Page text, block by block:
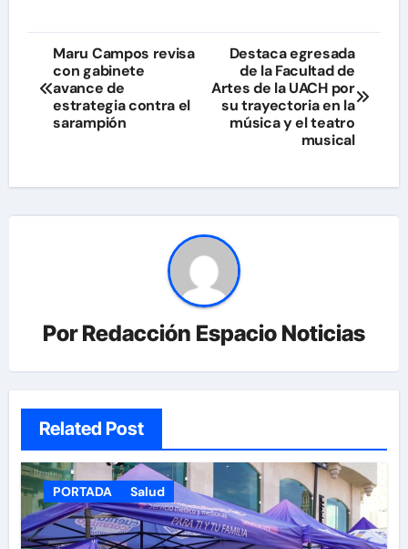
Navegación
de
entradas
Maru Campos revisa
con gabinete
avance de
estrategia contra el
sarampión
Destaca egresada
de la Facultad de
Artes de la UACH por
su trayectoria en la
música y el teatro
musical
PorRedacción Espacio Noticias
Related Post
PORTADA Salud